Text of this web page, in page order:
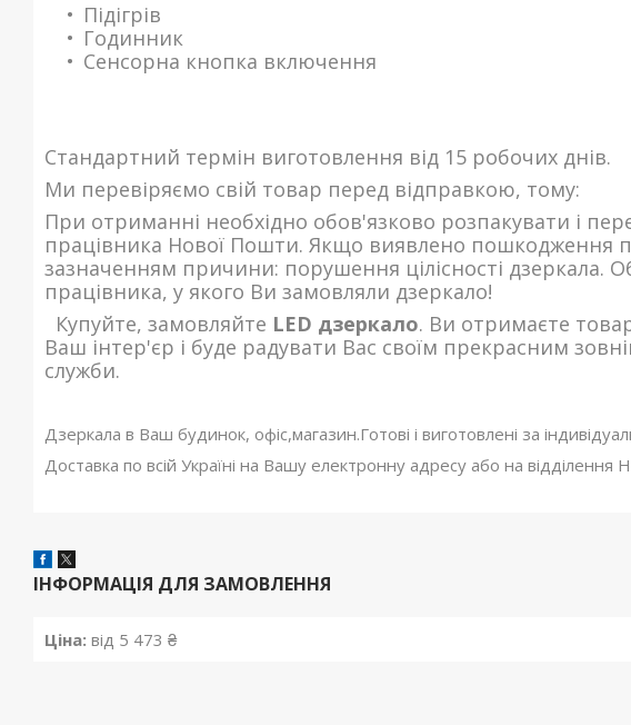
Підігрів
Годинник
Сенсорна кнопка включення
Стандартний термін виготовлення від 15 робочих днів.
Ми перевіряємо свій товар перед відправкою, тому:
При отриманні необхідно обов'язково розпакувати і
працівника Нової Пошти. Якщо виявлено пошкодження
зазначенням причини: порушення цілісності дзеркала.
працівника, у якого Ви замовляли дзеркало!
Купуйте, замовляйте LED дзеркало. Ви отримаєте
Ваш інтер'єр і буде радувати Вас своїм прекрасним
служби.
Дзеркала в Ваш будинок, офіс,магазин.Готові і виготовлені за
Доставка по всій Україні на Вашу електронну адресу або на відділення
ІНФОРМАЦІЯ ДЛЯ ЗАМОВЛЕННЯ
Ціна: від 5 473 ₴